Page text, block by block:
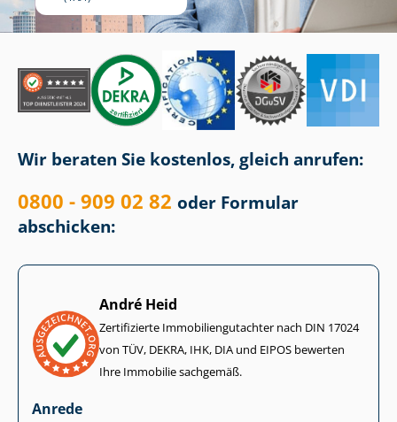
Wir beraten Sie kostenlos, gleich anrufen:
0800 - 909 02 82 oder Formular
abschicken:
André Heid
Zertifizierte Im­mo­bi­li­en­gut­ach­ter nach DIN 17024
von TÜV, DEKRA, IHK, DIA und EIPOS bewerten
Ihre Immobilie sachgemäß.
Anrede